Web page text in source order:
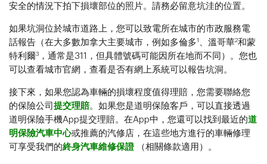
安全的情況下拍下損壞部位的照片。請務必留意坑洼的位置。
如果坑洞位於城市道路上，您可以致電所在城市的市政服務電
話報告（在大多數加拿大主要城市，例如多倫多1 、溫哥華2和蒙
特利爾3 ，通常是311，但具體號碼可能因所在地而不同）。您也
可以查看城市官網，查看是否有網上系統可以報告坑洞。
接下來，如果您認為車輛的損壞程度值得理賠，您需要聯絡您
的保險公司 提交理賠。如果您是道明保險客戶，可以直接透過
道明保險手機App提交理賠。在App中，您還可以找到最近的道
明保險汽車中心或推薦的汽修店，在這些地方進行的車輛修理
可享受我們的終身汽車維修保證（相關條款適用）。